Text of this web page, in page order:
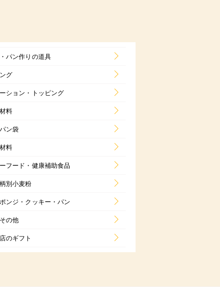
パン作りの道具
グ
ション・トッピング
料
ン袋
料
フード・健康補助食品
別小麦粉
ンジ・クッキー・パン
の他
のギフト